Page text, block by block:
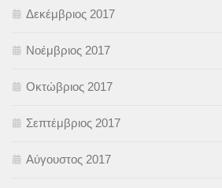
Δεκέμβριος 2017
Νοέμβριος 2017
Οκτώβριος 2017
Σεπτέμβριος 2017
Αύγουστος 2017